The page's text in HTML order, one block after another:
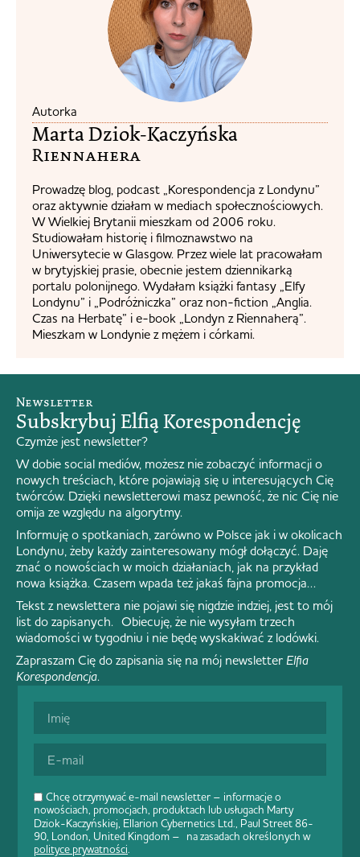
Autorka
Marta Dziok-Kaczyńska
Riennahera​
Prowadzę blog, podcast „Korespondencja z Londynu”
oraz aktywnie działam w mediach społecznościowych.
W Wielkiej Brytanii mieszkam od 2006 roku.
Studiowałam historię i filmoznawstwo na
Uniwersytecie w Glasgow. Przez wiele lat pracowałam
w brytyjskiej prasie, obecnie jestem dziennikarką
portalu polonijnego. Wydałam książki fantasy „Elfy
Londynu” i „Podróżniczka” oraz non-fiction „Anglia.
Czas na Herbatę” i e-book „Londyn z Riennaherą”.
Mieszkam w Londynie z mężem i córkami.
Chcę otrzymywać e-mail newsletter – informacje o
nowościach, promocjach, produktach lub usługach Marty
Dziok-Kaczyńskiej, Ellarion Cybernetics Ltd., Paul Street 86-
90, London, United Kingdom – na zasadach określonych w
polityce prywatności.
Newsletter
Subskrybuj Elfią Korespondencję
Czymże jest newsletter?
W dobie social mediów, możesz nie zobaczyć informacji o
nowych treściach, które pojawiają się u interesujących Cię
twórców. Dzięki newsletterowi masz pewność, że nic Cię nie
omija ze względu na algorytmy.
Informuję o spotkaniach, zarówno w Polsce jak i w okolicach
Londynu, żeby każdy zainteresowany mógł dołączyć. Daję
znać o nowościach w moich działaniach, jak na przykład
nowa książka. Czasem wpada też jakaś fajna promocja…
Tekst z newslettera nie pojawi się nigdzie indziej, jest to mój
list do zapisanych. Obiecuję, że nie wysyłam trzech
wiadomości w tygodniu i nie będę wyskakiwać z lodówki.
Zapraszam Cię do zapisania się na mój newsletter Elfia
Korespondencja.